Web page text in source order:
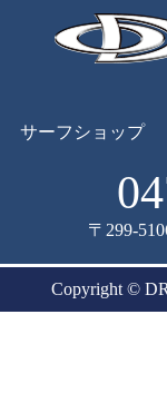
サーフショップ
〒299-
Copyright ©